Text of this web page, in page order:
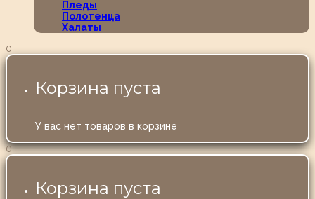
Пледы
Полотенца
Халаты
0
Корзина пуста
У вас нет товаров в корзине
0
Корзина пуста